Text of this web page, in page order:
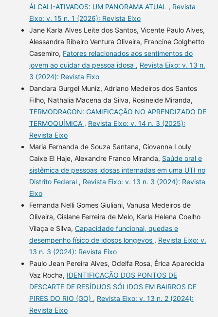
ÁLCALI-ATIVADOS: UM PANORAMA ATUAL , Revista
Eixo: v. 15 n. 1 (2026): Revista Eixo
Jane Karla Alves Leite dos Santos, Vicente Paulo Alves,
Alessandra Ribeiro Ventura Oliveira, Francine Golghetto
Casemiro, Fatores relacionados aos sentimentos do
jovem ao cuidar da pessoa idosa , Revista Eixo: v. 13 n.
3 (2024): Revista Eixo
Dandara Gurgel Muniz, Adriano Medeiros dos Santos
Filho, Nathalia Macena da Silva, Rosineide Miranda,
TERMODRAGON: GAMIFICAÇÃO NO APRENDIZADO DE
TERMOQUÍMICA , Revista Eixo: v. 14 n. 3 (2025):
Revista Eixo
Maria Fernanda de Souza Santana, Giovanna Louly
Caixe El Haje, Alexandre Franco Miranda, Saúde oral e
sistêmica de pessoas idosas internadas em uma UTI no
Distrito Federal , Revista Eixo: v. 13 n. 3 (2024): Revista
Eixo
Fernanda Nelli Gomes Giuliani, Vanusa Medeiros de
Oliveira, Gislane Ferreira de Melo, Karla Helena Coelho
Vilaça e Silva, Capacidade funcional, quedas e
desempenho físico de idosos longevos , Revista Eixo: v.
13 n. 3 (2024): Revista Eixo
Paulo Jean Pereira Alves, Odelfa Rosa, Érica Aparecida
Vaz Rocha, IDENTIFICAÇÃO DOS PONTOS DE
DESCARTE DE RESÍDUOS SÓLIDOS EM BAIRROS DE
PIRES DO RIO (GO) , Revista Eixo: v. 13 n. 2 (2024):
Revista Eixo